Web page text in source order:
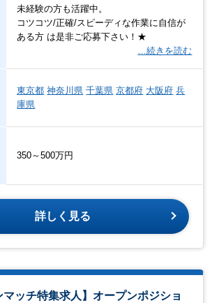
未経験の方も活躍中。
コツコツ/正確/スピーディな作業に自信が
ある方 は是非ご応募下さい！★
…続きを読む
東京都 神奈川県 千葉県 京都府 大阪府 兵
庫県
350～500万円
詳しく見る
マッチ特集求人】オープンポジショ